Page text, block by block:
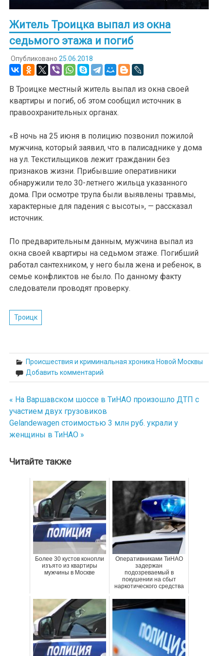
Житель Троицка выпал из окна
седьмого этажа и погиб
Опубликовано 25.06.2018
В Троицке местный житель выпал из окна своей
квартиры и погиб, об этом сообщил источник в
правоохранительных органах.
«В ночь на 25 июня в полицию позвонил пожилой
мужчина, который заявил, что в палисаднике у дома
на ул. Текстильщиков лежит гражданин без
признаков жизни. Прибывшие оперативники
обнаружили тело 30-летнего жильца указанного
дома. При осмотре трупа были выявлены травмы,
характерные для падения с высоты», — рассказал
источник.
По предварительным данным, мужчина выпал из
окна своей квартиры на седьмом этаже. Погибший
работал сантехником, у него была жена и ребенок, в
семье конфликтов не было. По данному факту
следователи проводят проверку.
Троицк
Происшествия и криминальная хроника Новой Москвы
Добавить комментарий
Навигация
по
записям
« На Варшавском шоссе в ТиНАО произошло ДТП с
участием двух грузовиков
Gelandewagen стоимостью 3 млн руб. украли у
женщины в ТиНАО »
Читайте также
Более 30 кустов конопли
изъято из квартиры
мужчины в Москве
Оперативниками ТиНАО
задержан
подозреваемый в
покушении на сбыт
наркотического средства